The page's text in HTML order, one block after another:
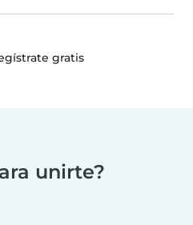
gratis
unirte?